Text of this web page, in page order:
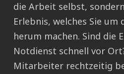
die Arbeit selbst,
Erlebnis, welches Sie
herum machen. Sind die
Notdienst schnell vor
Mitarbeiter rechtzeitig